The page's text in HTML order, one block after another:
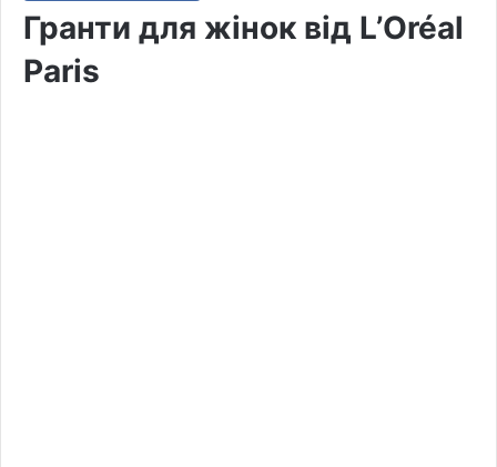
Гранти для жінок від L’Oréal
Paris